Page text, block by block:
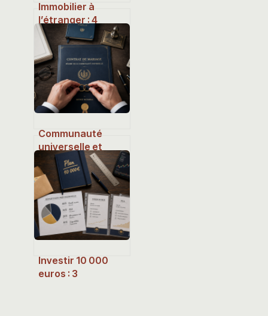
Immobilier à
l’étranger : 4
étapes pour
diversifier,
sécuriser et
rentabiliser son
capital
Communauté
universelle et
héritage : les
enfants peuvent-
ils être réellement
déshérités ?
Investir 10 000
euros : 3